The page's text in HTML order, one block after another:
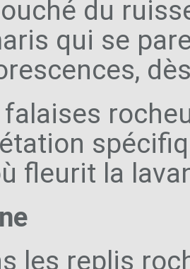
du
qui se
falaises
fleurit la
les replis